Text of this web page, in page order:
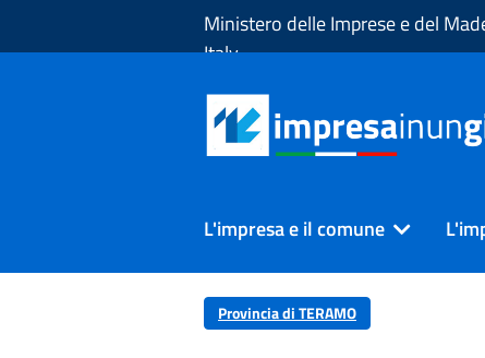
Ministero delle Imprese e del
Italy
L'impresa e il comune
Provincia di TERAMO